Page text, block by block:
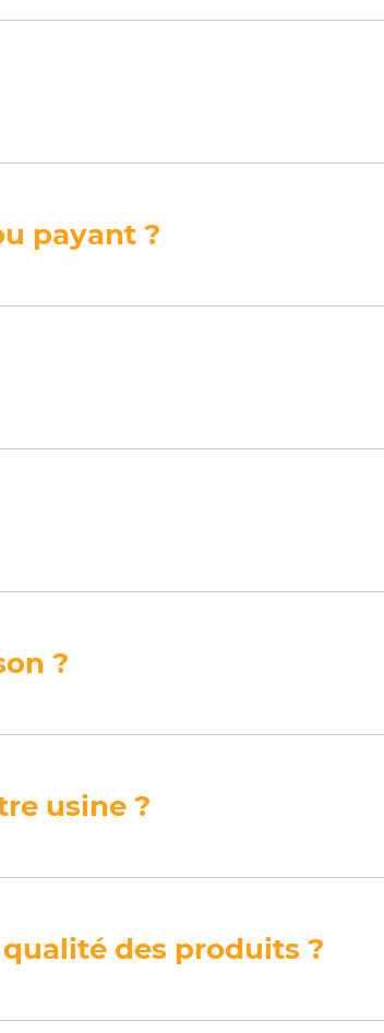
payant ?
?
usine ?
des produits ?